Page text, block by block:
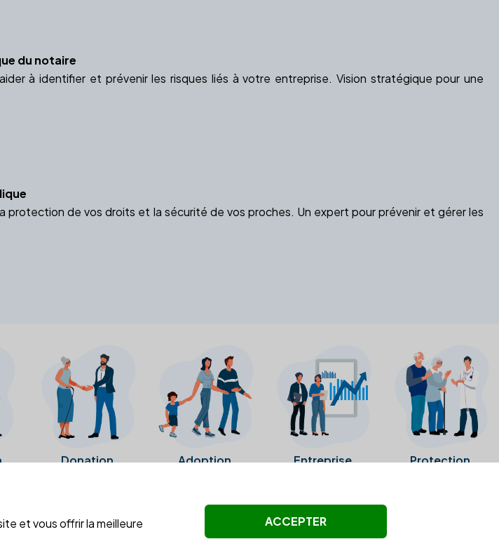
du notaire
à identifier et prévenir les risques liés à votre entreprise. Vision stratégique pour une
protection de vos droits et la sécurité de vos proches. Un expert pour prévenir et gérer les
Donation Adoption Entreprise Protection
de l'office notarial. Ils n'ont ni été collectés ni été vérifiés par Alexia.fr.
et vous offrir la meilleure
ACCEPTER